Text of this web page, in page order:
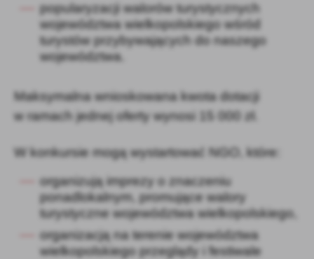
popularyzacji walorów turystycznych
województwa wielkopolskiego wśród
turystów przybywających do naszego
województwa.
Maksymalna wnioskowana kwota dotacji
w ramach jednej oferty wynosi 15 000 zł.
W konkursie mogą wystartować NGO, które:
organizują imprezy o znaczeniu
ponadlokalnym, promujące walory
turystyczne województwa wielkopolskiego,
organizacją na terenie województwa
wielkopolskiego przeglądy i festiwale